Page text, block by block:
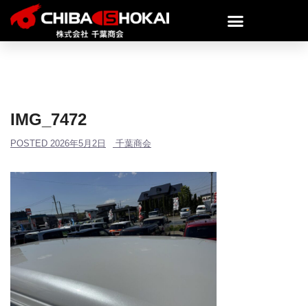
IMG_7472
POSTED 2026年5月2日 千葉商会